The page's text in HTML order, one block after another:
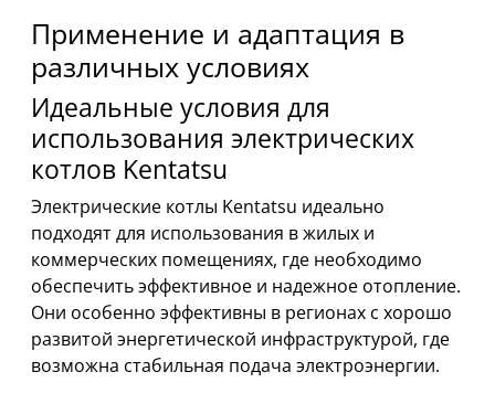
Применение и адаптация в
различных условиях
Идеальные условия для
использования электрических
котлов Kentatsu
Электрические котлы Kentatsu идеально
подходят для использования в жилых и
коммерческих помещениях, где необходимо
обеспечить эффективное и надежное отопление.
Они особенно эффективны в регионах с хорошо
развитой энергетической инфраструктурой, где
возможна стабильная подача электроэнергии.